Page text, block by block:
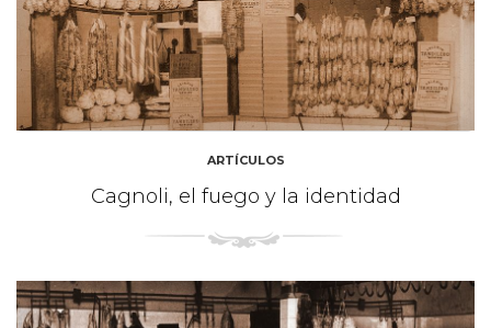
ARTÍCULOS
Cagnoli, el fuego y la identidad